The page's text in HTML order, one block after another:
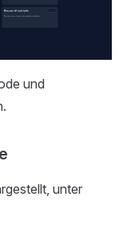
und
unter